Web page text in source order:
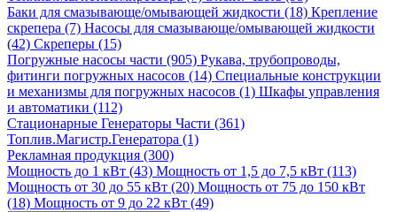
Баки для смазывающе/омывающей жидкости (18) Крепление
скрепера (7) Насосы для смазывающе/омывающей жидкости
(42) Скреперы (15)
Погружные насосы части (905) Рукава, трубопроводы,
фитинги погружных насосов (14) Специальные конструкции
и механизмы для погружных насосов (1) Шкафы управления
и автоматики (112)
Стационарные Генераторы Части (361)
Топлив.Магистр.Генератора (1)
Рекламная продукция (300)
Мощность до 1 кВт (43) Мощность от 1,5 до 7,5 кВт (113)
Мощность от 30 до 55 кВт (20) Мощность от 75 до 150 кВт
(18) Мощность от 9 до 22 кВт (49)